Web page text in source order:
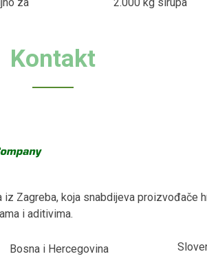
Kontakt
iz Zagreba, koja snabdijeva proizvođače
i aditivima.
Bosna i Hercegovina